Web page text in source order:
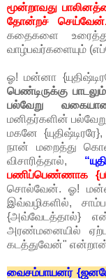
மூன்றாவது
தோன்றச்
கதைகளை
வாழ்பவர்களையும்
ஓ! மன்னா
பெண்டிருக்கு
பல்வேறு
மனிதர்களின்
மகனே
நான் மறைத்து
விசாரித்தால்,
பணிப்பெண்ணாக
சொல்வேன். ஓ!
இவ்வழிகளில்,
{அவ்வேடத்தால்}
அரண்மனையில்
கடத்துவேன்"
வைசம்பாயனர்